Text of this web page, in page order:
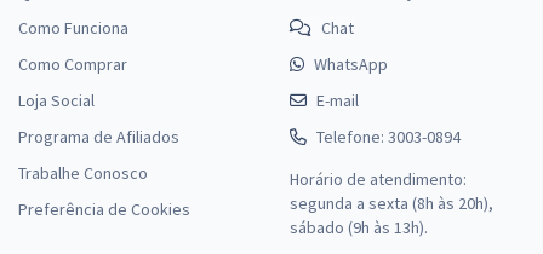
à vista
R$31,32
Comprar
Aeronáutica - Exame de Admissão - (EAOEAR) - Engenharia Civil (CIV)
Como Funciona
Como Comprar
Loja Social
Programa de Afiliados
Trabalhe Conosco
Preferência de Cookies
Chat
WhatsApp
E-mail
Telefone: 3003-0894
Horário de atendimento:
segunda a sexta (8h às 20h),
sábado (9h às 13h).